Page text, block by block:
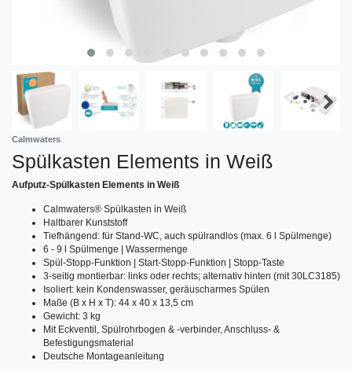
Calmwaters
Spülkasten Elements in Weiß
Aufputz-Spülkasten Elements in Weiß
Calmwaters® Spülkasten in Weiß
Haltbarer Kunststoff
Tiefhängend: für Stand-WC, auch spülrandlos (max. 6 l Spülmenge)
6 - 9 l Spülmenge | Wassermenge
Spül-Stopp-Funktion | Start-Stopp-Funktion | Stopp-Taste
3-seitig montierbar: links oder rechts; alternativ hinten (mit 30LC3185)
Isoliert: kein Kondenswasser, geräuscharmes Spülen
Maße (B x H x T): 44 x 40 x 13,5 cm
Gewicht: 3 kg
Mit Eckventil, Spülrohrbogen & -verbinder, Anschluss- &
Befestigungsmaterial
Deutsche Montageanleitung